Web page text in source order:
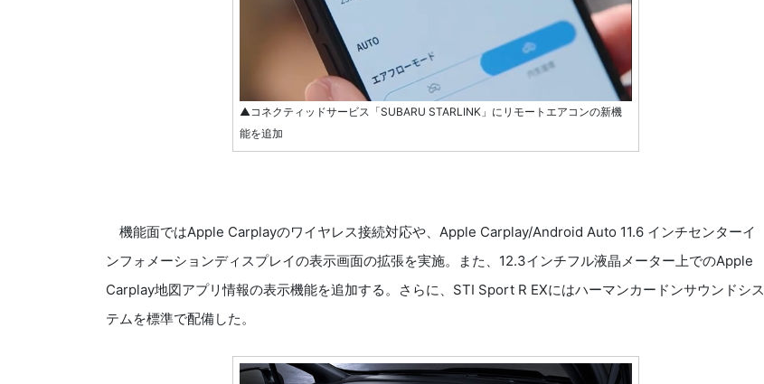
▲コネクティッドサービス「SUBARU STARLINK」にリモートエアコンの新機
能を追加
機能面ではApple Carplayのワイヤレス接続対応や、Apple Carplay/Android Auto 11.6 インチセンターイ
ンフォメーションディスプレイの表示画面の拡張を実施。また、12.3インチフル液晶メーター上でのApple
Carplay地図アプリ情報の表示機能を追加する。さらに、STI Sport R EXにはハーマンカードンサウンドシス
テムを標準で配備した。